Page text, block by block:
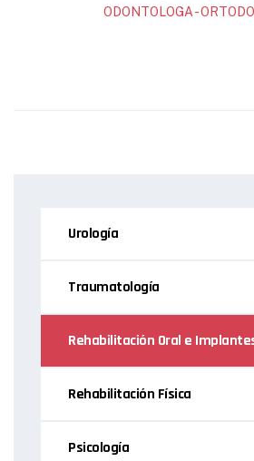
ODONTOLOGA -
Urología
Traumatología
Rehabilitación Oral e
Rehabilitación Física
Psicología